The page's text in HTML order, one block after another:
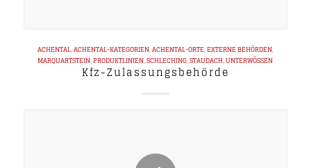
ACHENTAL,ACHENTAL-KATEGORIEN,ACHENTAL-ORTE,EXTERNE BEHÖRDEN,
MARQUARTSTEIN,PRODUKTLINIEN,SCHLECHING,STAUDACH,UNTERWÖSSEN
Kfz-Zulassungsbehörde